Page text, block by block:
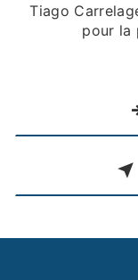
Tiago
pour la